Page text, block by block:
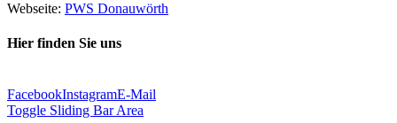
Webseite: PWS Donauwörth
Hier finden Sie uns
FacebookInstagramE-Mail
Toggle Sliding Bar Area